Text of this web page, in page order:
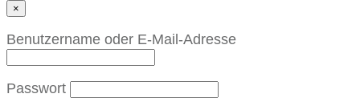
×
Benutzername oder E-Mail-Adresse
Passwort